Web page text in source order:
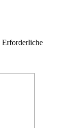
Erforderliche